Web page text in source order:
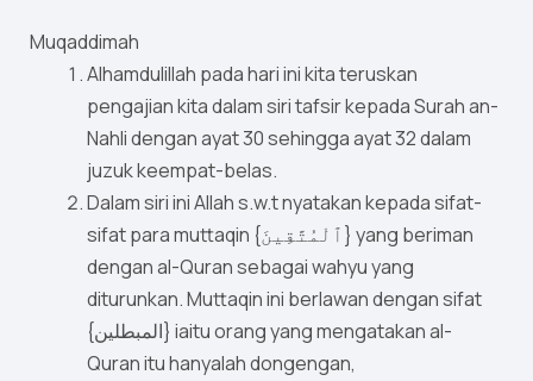
Muqaddimah
Alhamdulillah pada hari ini kita teruskan
pengajian kita dalam siri tafsir kepada Surah an-
Nahli dengan ayat 30 sehingga ayat 32 dalam
juzuk keempat-belas.
Dalam siri ini Allah s.w.t nyatakan kepada sifat-
sifat para muttaqin {ٱلْمُتَّقِينَ} yang beriman
dengan al-Quran sebagai wahyu yang
diturunkan. Muttaqin ini berlawan dengan sifat
{المبطلين} iaitu orang yang mengatakan al-
Quran itu hanyalah dongengan,